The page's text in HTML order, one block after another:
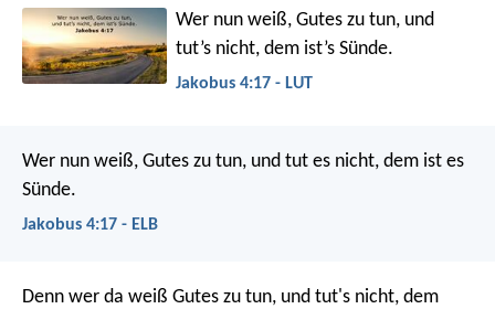
Wer nun weiß, Gutes zu tun, und
tut’s nicht, dem ist’s Sünde.
Jakobus 4:17 - LUT
Wer nun weiß, Gutes zu tun, und tut es nicht, dem ist es
Sünde.
Jakobus 4:17 - ELB
Denn wer da weiß Gutes zu tun, und tut's nicht, dem